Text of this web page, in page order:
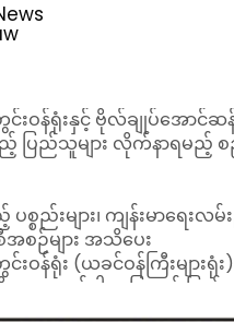
င်းဝန်ရုံးနှင့် ဗိုလ်ချုပ်အောင်
ပြည်သူများ လိုက်နာရမည့်
ည်းများ၊ ကျန်းမာရေးလမ်
စဉ်များ အသိပေး
းဝန်ရုံး (ယခင်ဝန်ကြီးများရုံ
ာရောက်ဂါရဝပြုမည့် ပြည်သူ
မ်းချက်များနှင့် ကျန်းမာ